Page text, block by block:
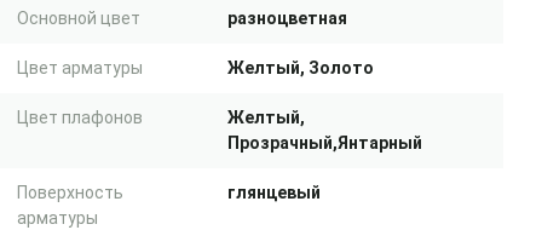
Основной цвет разноцветная
Цвет арматуры Желтый, Золото
Цвет плафонов
Желтый,
Прозрачный,Янтарный
Поверхность
арматуры
глянцевый